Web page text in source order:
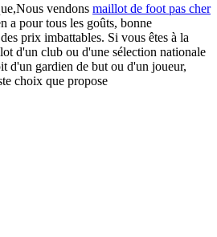
vendons maillot de foot pas cher
a pour tous les goûts, bonne
prix imbattables. Si vous êtes à la
d'un club ou d'une sélection nationale
d'un gardien de but ou d'un joueur,
choix que propose